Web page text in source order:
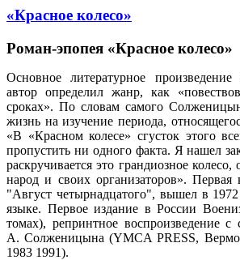
«Красное колесо»
Роман-эпопея «Красное колесо»
Основное литературное
автор определил жанр, как
сроках». По словам самого
жизнь на изучение периода,
«В «Красном колесе» сгусток этого
пропустить ни одного факта. Я нашел
раскручивается это грандиозное колесо,
народ и своих организаторов».
"Август четырнадцатого", вышел в
языке. Первое издание в России
томах), репринтное воспроизведение с
А. Солженицына (YMCA PRESS,
1983 1991).